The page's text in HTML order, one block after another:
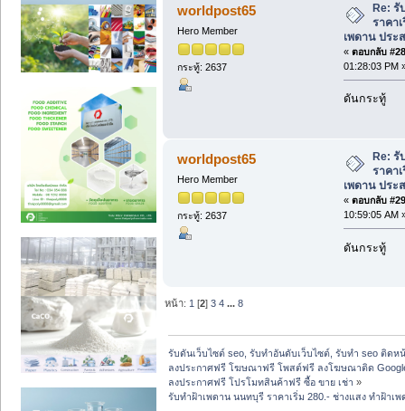
worldpost65
Hero Member
กระทู้: 2637
Re: รั
ราคา
เพดาน ประ
« ตอบกลับ
01:28:03 PM
ดันกระทู้
worldpost65
Hero Member
กระทู้: 2637
Re: รั
ราคา
เพดาน ประ
« ตอบกลับ
10:59:05 AM
ดันกระทู้
หน้า: 1 [2]3 4 ...8
รับดันเว็บไซต์ seo, รับทำอันดับเว็บไซต์, รับทำ seo ติดห
ลงประกาศฟรี โฆษณาฟรี โพสต์ฟรี ลงโฆษณาติด
ลงประกาศฟรี โปรโมทสินค้าฟรี ซื้อ ขาย เช่า »
รับทำฝ้าเพดาน นนทบุรี ราคาเริ่ม 280.- ช่างแสง ทำฝ้าเ